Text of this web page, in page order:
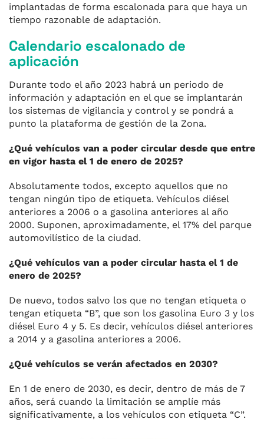
implantadas de forma escalonada para que haya un
tiempo razonable de adaptación.
Calendario escalonado de
aplicación
Durante todo el año 2023 habrá un periodo de
información y adaptación en el que se implantarán
los sistemas de vigilancia y control y se pondrá a
punto la plataforma de gestión de la Zona.
¿Qué vehículos van a poder circular desde que entre
en vigor hasta el 1 de enero de 2025?
Absolutamente todos, excepto aquellos que no
tengan ningún tipo de etiqueta. Vehículos diésel
anteriores a 2006 o a gasolina anteriores al año
2000. Suponen, aproximadamente, el 17% del parque
automovilístico de la ciudad.
¿Qué vehículos van a poder circular hasta el 1 de
enero de 2025?
De nuevo, todos salvo los que no tengan etiqueta o
tengan etiqueta “B”, que son los gasolina Euro 3 y los
diésel Euro 4 y 5. Es decir, vehículos diésel anteriores
a 2014 y a gasolina anteriores a 2006.
¿Qué vehículos se verán afectados en 2030?
En 1 de enero de 2030, es decir, dentro de más de 7
años, será cuando la limitación se amplíe más
significativamente, a los vehículos con etiqueta “C”.